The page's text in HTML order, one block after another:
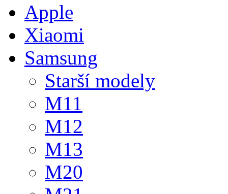
Apple
Xiaomi
Samsung
Starší modely
M11
M12
M13
M20